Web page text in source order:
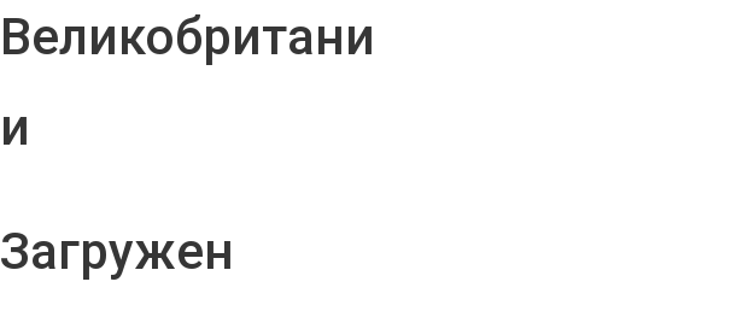
Великобритани
и
Загружен